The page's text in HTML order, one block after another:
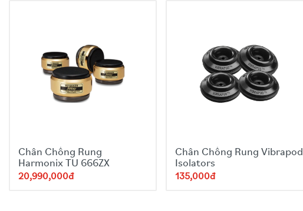
Chân Chống Rung
Harmonix TU 666ZX
20,990,000đ
Chân Chống Rung Vibrapod
Isolators
135,000đ